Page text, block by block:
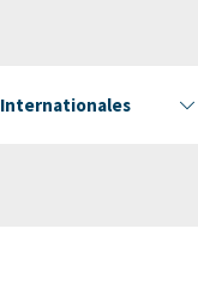
Internationales